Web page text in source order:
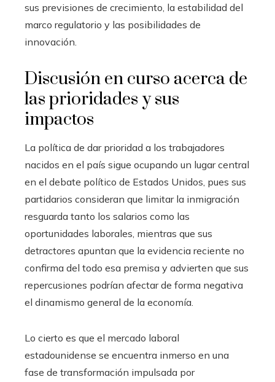
sus previsiones de crecimiento, la estabilidad del
marco regulatorio y las posibilidades de
innovación.
Discusión en curso acerca de
las prioridades y sus
impactos
La política de dar prioridad a los trabajadores
nacidos en el país sigue ocupando un lugar central
en el debate político de Estados Unidos, pues sus
partidarios consideran que limitar la inmigración
resguarda tanto los salarios como las
oportunidades laborales, mientras que sus
detractores apuntan que la evidencia reciente no
confirma del todo esa premisa y advierten que sus
repercusiones podrían afectar de forma negativa
el dinamismo general de la economía.
Lo cierto es que el mercado laboral
estadounidense se encuentra inmerso en una
fase de transformación impulsada por